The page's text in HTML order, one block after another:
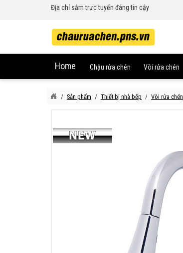
Địa chỉ sắm trực tuyến đáng tin cậy
Home Chậu rửa chén Vòi rửa chén
Sản phẩm Thiết bị nhà bếp Vòi rửa chén